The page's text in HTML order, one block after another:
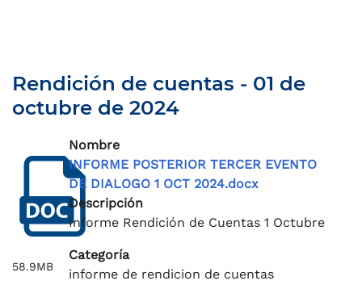
Rendición de cuentas - 01 de
octubre de 2024
58.9MB
Nombre
INFORME POSTERIOR TERCER EVENTO
DE DIALOGO 1 OCT 2024.docx
Descripción
Informe Rendición de Cuentas 1 Octubre
Categoría
informe de rendicion de cuentas